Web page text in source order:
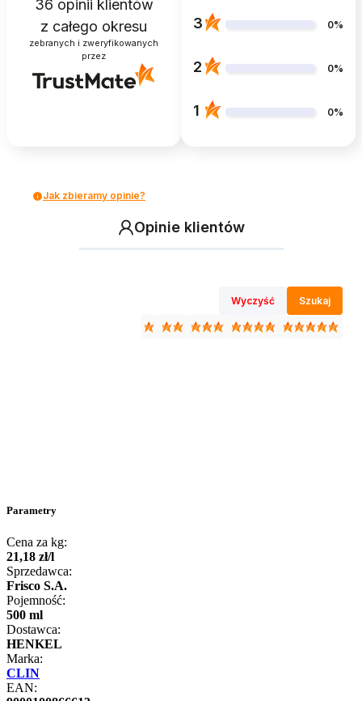
36 opinii klientów
z całego okresu
zebranych i zweryfikowanych
przez
3 0%
2 0%
1 0%
Jak zbieramy opinie?
Opinie klientów
Wyczyść Szukaj
Parametry
Cena za kg:
21,18 zł/l
Sprzedawca:
Frisco S.A.
Pojemność:
500 ml
Dostawca:
HENKEL
Marka:
CLIN
EAN: